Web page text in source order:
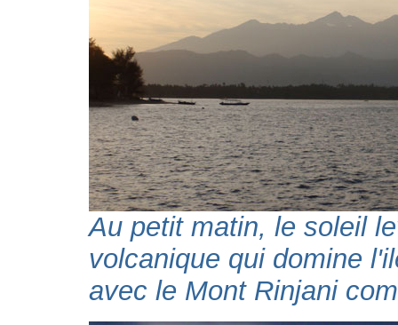
Au petit matin, le soleil
volcanique qui domine
avec le Mont Rinjani